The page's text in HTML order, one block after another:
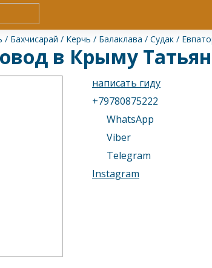
/ Бахчисарай / Керчь / Балаклава / Судак /
в Крыму
написать гиду
+79780875222
WhatsApp
Viber
Telegram
Instagram